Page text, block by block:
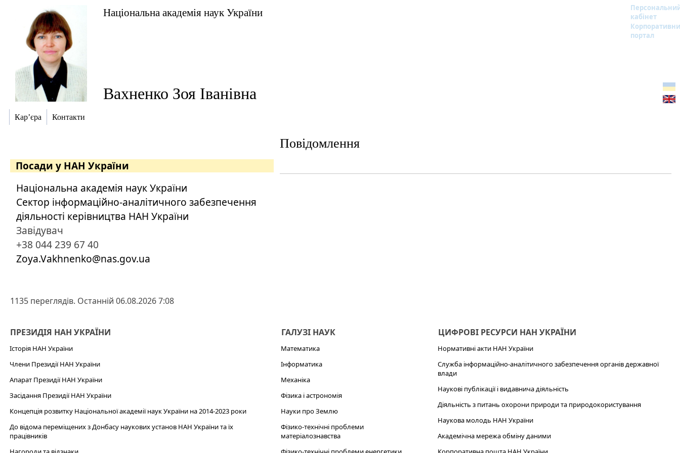
Національна академія наук України
кабінет
портал
Вахненко Зоя Іванівна
Кар’єра Контакти
Посади у НАН України
Національна академія наук України
Сектор інформаційно-аналітичного забезпечення
діяльності керівництва НАН України
Завідувач
+38 044 239 67 40
Zoya.Vakhnenko@nas.gov.ua
1135 переглядів. Останній 06.08.2026 7:08
Повідомлення
ПРЕЗИДІЯ НАН УКРАЇНИ
Історія НАН України
Члени Президії НАН України
Апарат Президії НАН України
Засідання Президії НАН України
Концепція розвитку Національної академії наук України на 2014-2023 роки
До відома переміщених з Донбасу наукових установ НАН України та їх
працівників
ГАЛУЗІ НАУК
Математика
Інформатика
Механіка
Фізика і астрономія
Науки про Землю
Фізико-технічні проблеми
матеріалознавства
ЦИФРОВІ РЕСУРСИ НАН УКРАЇНИ
Нормативні акти НАН України
Служба інформаційно-аналітичного забезпечення органів державної
влади
Наукові публікації і видавнича діяльність
Діяльність з питань охорони природи та природокористування
Наукова молодь НАН України
Академічна мережа обміну даними